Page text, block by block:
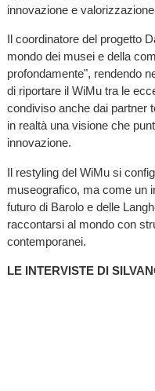
innovazione e
Il coordinatore del progetto
mondo dei musei e della
profondamente", rendendo
di riportare il WiMu tra le
condiviso anche dai partner
in realtà una visione che
innovazione.
Il restyling del WiMu si
museografico, ma come un
futuro di Barolo e delle
raccontarsi al mondo con
contemporanei.
LE INTERVISTE DI